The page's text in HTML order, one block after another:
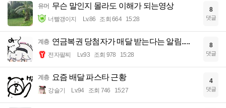
유머 무슨 말인지 몰라도 이해가 되는영상
너빨갱이지 Lv.86 조회 664 15:28
8
댓글
계층 연금복권 당첨자가 매달 받는다는 알림.....
전자팔찌 Lv.93 조회 978 15:28
8
댓글
계층 요즘 배달 파스타 근황
강슬기 Lv.94 조회 746 15:27
4
댓글